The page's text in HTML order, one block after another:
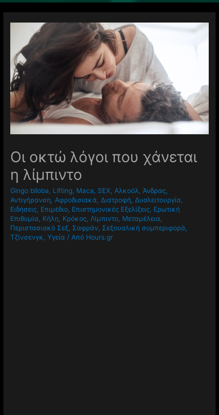
Οι οκτώ λόγοι που χάνεται
η λίμπιντο
Gingo biloba, Lifting, Maca, SEX, Αλκοόλ, Άνδρας,
Αντιγήρανση, Αφροδισιακά, Διατροφή, Δυσλειτουργία,
Ειδήσεις, Επιμέδιο, Επιστημονικές Εξελίξεις, Ερωτική
Επιθυμία, Κήλη, Κρόκος, Λίμπιντο, Μεταμέλεια,
Περιστασιακό Σεξ, Σαφράν, Σεξουαλική συμπεριφορά,
Τζίνσενγκ,Υγεία / Από Hours.gr